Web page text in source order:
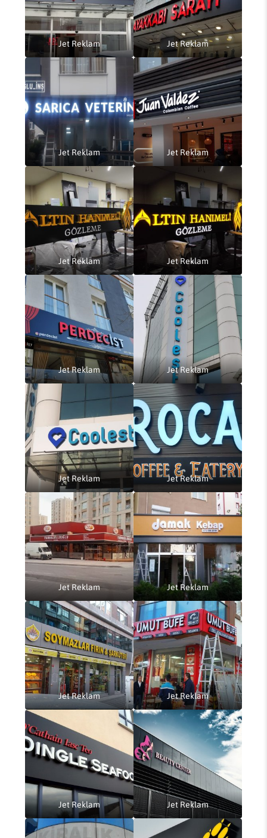
Jet Reklam Jet Reklam
Jet Reklam Jet Reklam
Jet Reklam Jet Reklam
Jet Reklam Jet Reklam
Jet Reklam Jet Reklam
Jet Reklam Jet Reklam
Jet Reklam Jet Reklam
Jet Reklam Jet Reklam